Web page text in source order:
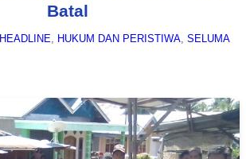
Batal
HEADLINE, HUKUM DAN PERISTIWA, SELUMA